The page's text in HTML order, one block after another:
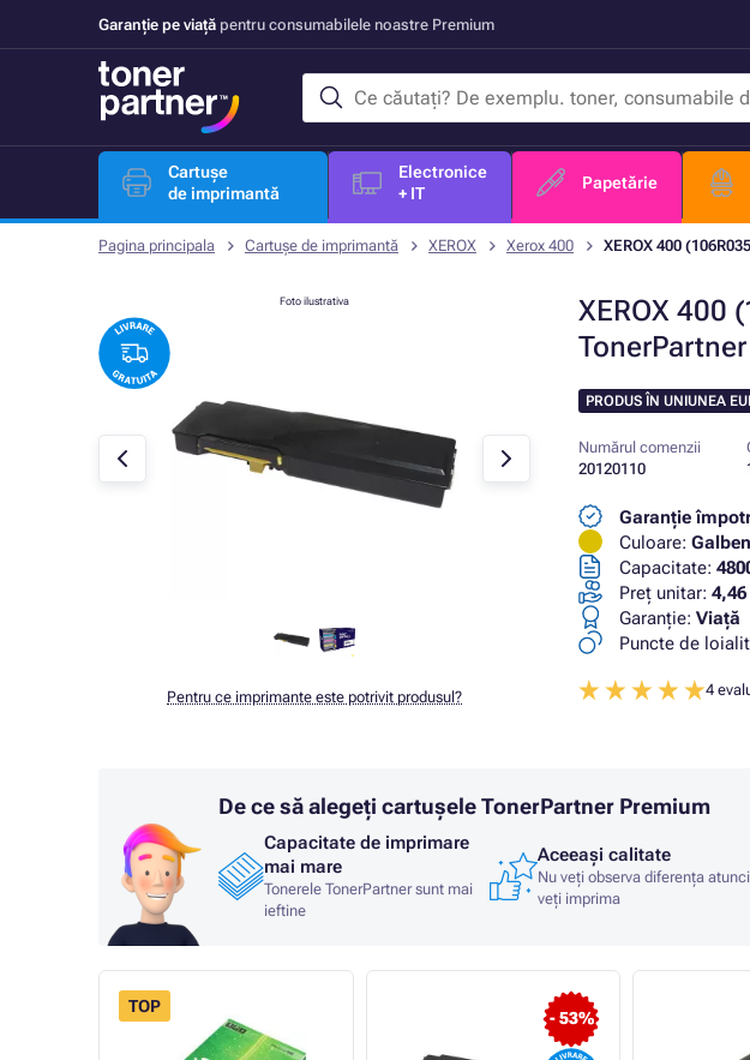
Garanție pe viață pentru consumabilele noastre Premium
Cartușe
de imprimantă
Electronice
+ IT
Papetărie
Pagina principala Cartușe de imprimantă XEROX Xerox 400 XEROX 400
XEROX 400
Foto ilustrativa
Pentru ce imprimante este potrivit produsul?
PRODUS ÎN UNIUNEA
Numărul comenzii
20120110
Garanție
Culoare: Galben
Capacitate:
Preț unitar:
Garanţie: Viaţă
Puncte de
4
De ce să alegeți cartușele TonerPartner Premium
Capacitate de imprimare
mai mare
Tonerele TonerPartner sunt mai
ieftine
Aceeași calitate
Nu veți observa diferența
veți imprima
TOP
- 53%